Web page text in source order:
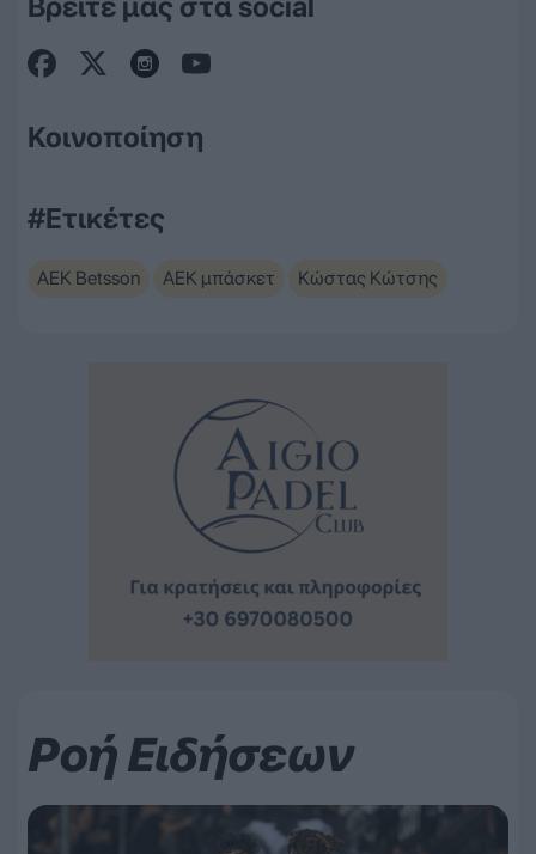
Κοινοποίηση
#Ετικέτες
ΑΕΚ Betsson ΑΕΚ μπάσκετ Κώστας Κώτσης
Ροή Ειδήσεων